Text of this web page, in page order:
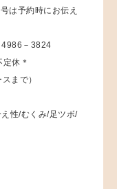
は予約時にお伝え
－3824
休＊
まで）
性/むくみ/足ツボ/